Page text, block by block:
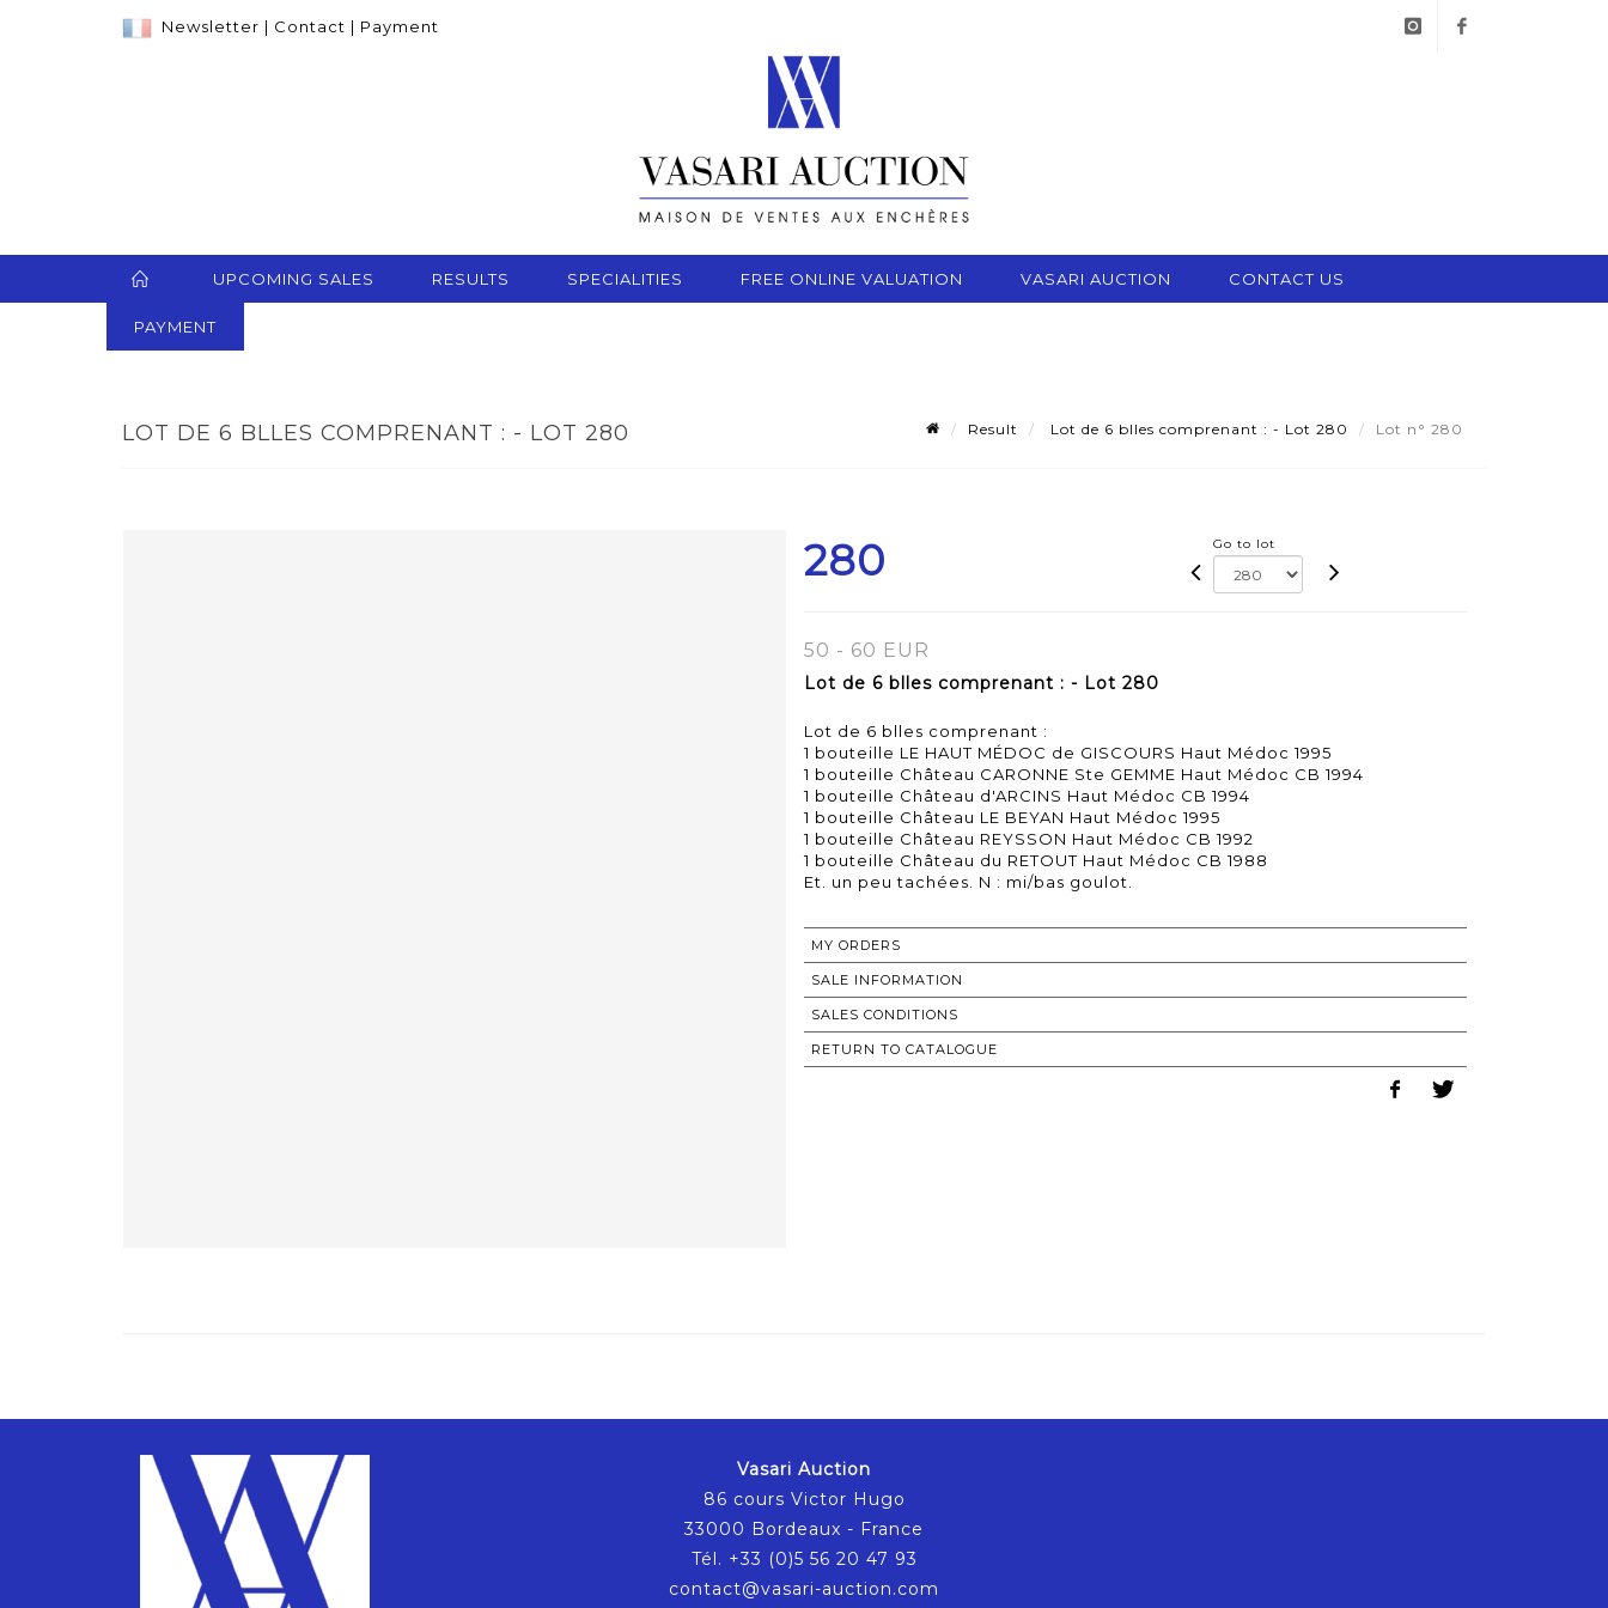
Newsletter | Contact | Payment
UPCOMING SALES RESULTS SPECIALITIES FREE ONLINE VALUATION VASARI AUCTION CONTACT US
PAYMENT
LOT DE 6 BLLES COMPRENANT : - LOT 280 Result Lot de 6 blles comprenant : - Lot 280 Lot n° 280
280 Go to lot
50 - 60 EUR
Lot de 6 blles comprenant : - Lot 280
Lot de 6 blles comprenant :
1 bouteille LE HAUT MÉDOC de GISCOURS Haut Médoc 1995
1 bouteille Château CARONNE Ste GEMME Haut Médoc CB 1994
1 bouteille Château d'ARCINS Haut Médoc CB 1994
1 bouteille Château LE BEYAN Haut Médoc 1995
1 bouteille Château REYSSON Haut Médoc CB 1992
1 bouteille Château du RETOUT Haut Médoc CB 1988
MY ORDERS
SALE INFORMATION
SALES CONDITIONS
RETURN TO CATALOGUE
Vasari Auction
86 cours Victor Hugo
33000 Bordeaux - France
Tél. +33 (0)5 56 20 47 93
contact@vasari-auction.com